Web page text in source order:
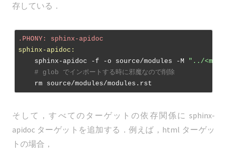
存している．
.PHONY: sphinx-apidoc
sphinx-apidoc:
    sphinx-apidoc -f -o source/modules -M
"../
# glob でインポートする時に邪魔なので削除
そして，すべてのターゲットの依存関係に sphinx-
apidoc ターゲットを追加する．例えば，html ターゲッ
トの場合，